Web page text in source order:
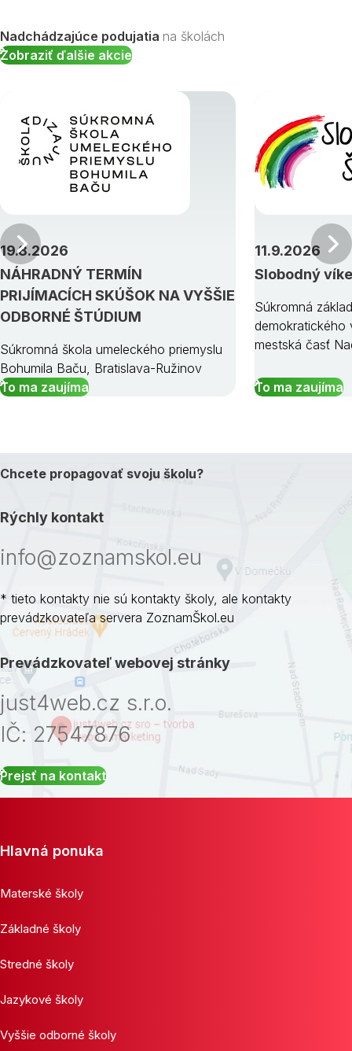
Nadchádzajúce podujatia na školách
Zobraziť ďalšie akcie
NÁHRADNÝ TERMÍN
PRIJÍMACÍCH SKÚŠOK NA VYŠŠIE
ODBORNÉ ŠTÚDIUM
19.8.2026
Súkromná škola umeleckého priemyslu
Bohumila Baču, Bratislava-Ružinov
To ma zaujíma
Slobodný
11.9.2026
Súkromná
demokratického
mestská časť
To ma zaujíma
Predchádzajúci
Chcete propagovať svoju školu?
Rýchly kontakt
info@zoznamskol.eu
* tieto kontakty nie sú kontakty školy, ale kontakty
prevádzkovateľa servera ZoznamŠkol.eu
Prevádzkovateľ webovej stránky
just4web.cz s.r.o.
IČ: 27547876
Prejsť na kontakt
Hlavná ponuka
Materské školy
Základné školy
Stredné školy
Jazykové školy
Vyššie odborné školy